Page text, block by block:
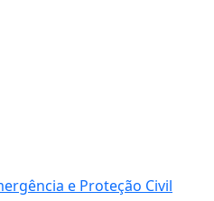
e Proteção Civil